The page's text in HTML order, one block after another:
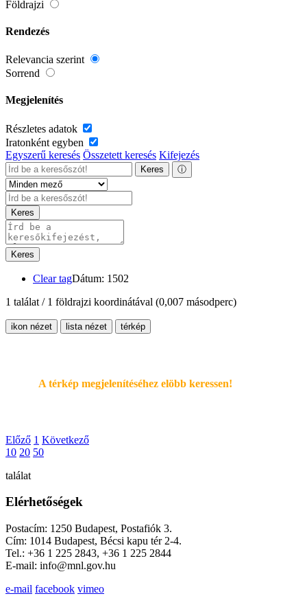
Földrajzi
Rendezés
Relevancia szerint
Sorrend
Megjelenítés
Részletes adatok
Iratonként egyben
Egyszerű keresés Összetett keresés Kifejezés
Keres ⓘ
Keres
Keres
Clear tagDátum: 1502
1 találat / 1 földrajzi koordinátával (0,007 másodperc)
ikon nézet lista nézet térkép
A térkép megjelenítéséhez elöbb keressen!
Előző 1 Következő
10 20 50
találat
Elérhetőségek
Postacím: 1250 Budapest, Postafiók 3.
Cím: 1014 Budapest, Bécsi kapu tér 2-4.
Tel.: +36 1 225 2843, +36 1 225 2844
E-mail: info@mnl.gov.hu
e-mail facebook vimeo